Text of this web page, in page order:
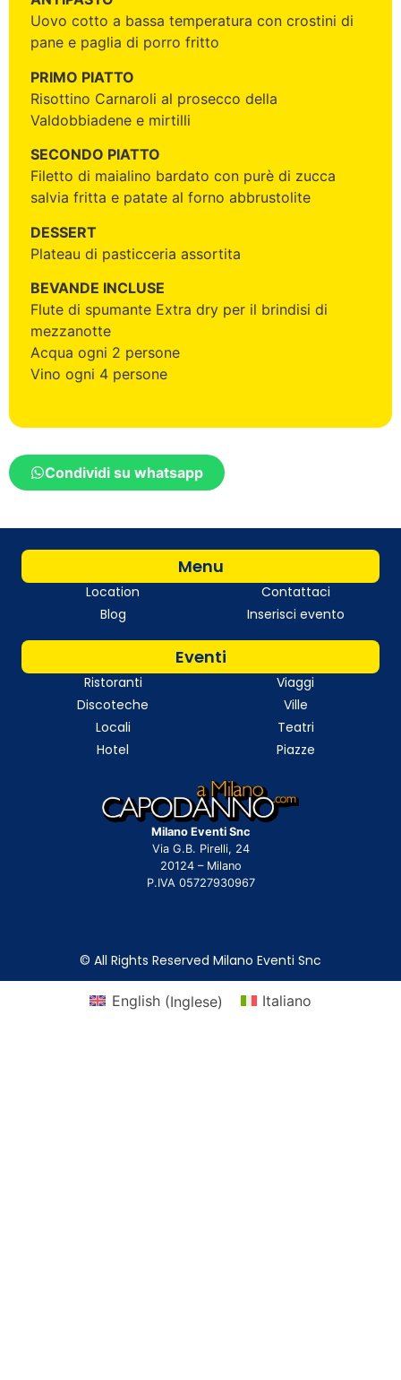
Uovo cotto a bassa temperatura con crostini di
pane e paglia di porro fritto
PRIMO PIATTO
Risottino Carnaroli al prosecco della
Valdobbiadene e mirtilli
SECONDO PIATTO
Filetto di maialino bardato con purè di zucca
salvia fritta e patate al forno abbrustolite
DESSERT
Plateau di pasticceria assortita
BEVANDE INCLUSE
Flute di spumante Extra dry per il brindisi di
mezzanotte
Acqua ogni 2 persone
Vino ogni 4 persone
Condividi su whatsapp
Milano Eventi Snc
Via G.B. Pirelli, 24
20124 – Milano
P.IVA 05727930967
Menu
Location
Blog
Contattaci
Inserisci evento
Eventi
Ristoranti
Discoteche
Locali
Hotel
Viaggi
Ville
Teatri
Piazze
© All Rights Reserved Milano Eventi Snc
English(Inglese) Italiano